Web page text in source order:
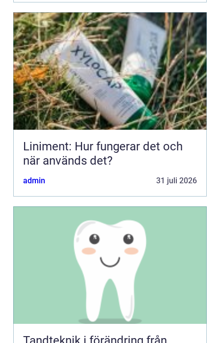
Liniment: Hur fungerar det och
när används det?
admin 31 juli 2026